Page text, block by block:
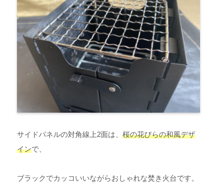
サイドパネルの対角線上2面は、 桜の花びらの和風デザ
インで、
ブラックでカッコいいながらおしゃれな焚き火台です。